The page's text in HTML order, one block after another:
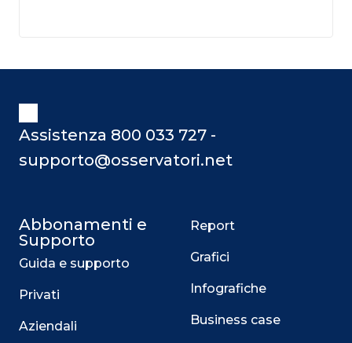
Assistenza 800 033 727 -
supporto@osservatori.net
Abbonamenti e
Supporto
Guida e supporto
Privati
Aziendali
Report
Grafici
Infografiche
Business case